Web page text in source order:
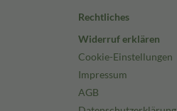
Rechtliches
Widerruf erklären
Cookie-Einstellungen
Impressum
AGB